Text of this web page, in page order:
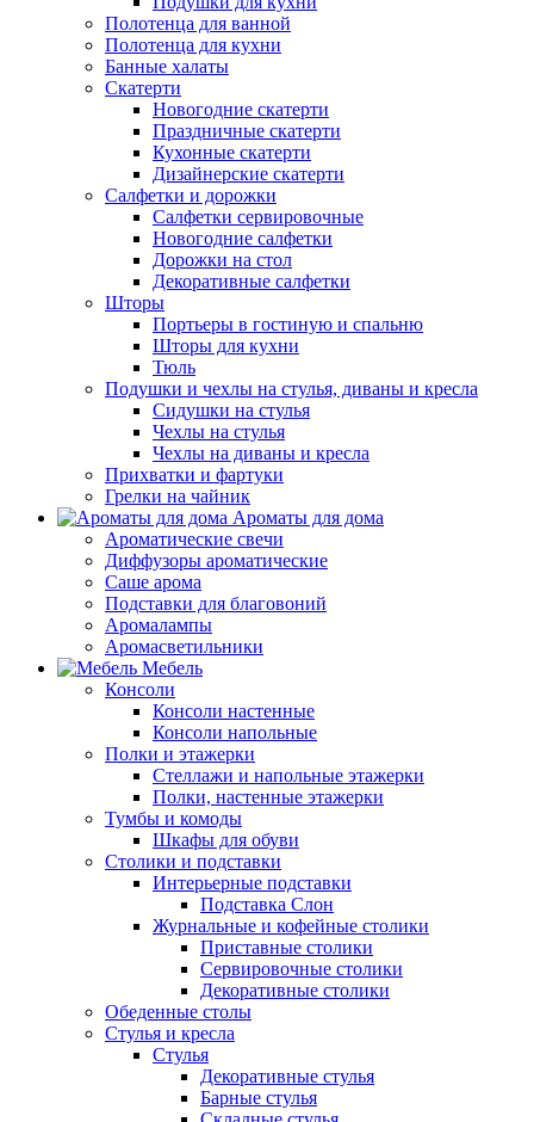
Полотенца для ванной
Полотенца для кухни
Банные халаты
Скатерти
Новогодние скатерти
Праздничные скатерти
Кухонные скатерти
Дизайнерские скатерти
Салфетки и дорожки
Салфетки сервировочные
Новогодние салфетки
Дорожки на стол
Декоративные салфетки
Шторы
Портьеры в гостиную и спальню
Шторы для кухни
Тюль
Подушки и чехлы на стулья, диваны и кресла
Сидушки на стулья
Чехлы на стулья
Чехлы на диваны и кресла
Прихватки и фартуки
Грелки на чайник
Ароматы для дома
Ароматические свечи
Диффузоры ароматические
Саше арома
Подставки для благовоний
Аромалампы
Аромасветильники
Мебель
Консоли
Консоли настенные
Консоли напольные
Полки и этажерки
Стеллажи и напольные этажерки
Полки, настенные этажерки
Тумбы и комоды
Шкафы для обуви
Столики и подставки
Интерьерные подставки
Подставка Слон
Журнальные и кофейные столики
Приставные столики
Сервировочные столики
Декоративные столики
Обеденные столы
Стулья и кресла
Стулья
Декоративные стулья
Барные стулья